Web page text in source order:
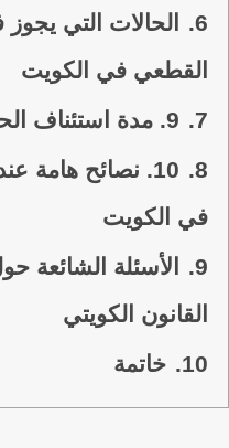
6.
الحالات التي
القطعي في الكويت
7.
9. مدة استئناف الحكم القطعي في الكويت
8.
10. نصائح هامة
في الكويت
9.
الأسئلة الشائعة
القانون الكويتي
10.
خاتمة